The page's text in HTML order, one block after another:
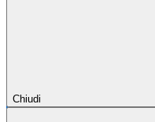
Chiudi